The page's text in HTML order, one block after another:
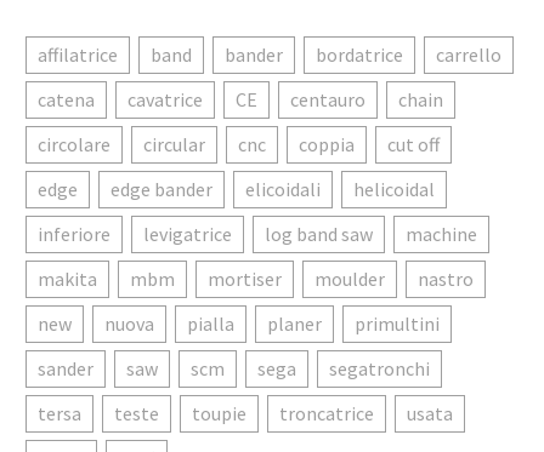
affilatrice band bander bordatrice
carrello
catena
cavatrice CE centauro
chain
circolare
circular cnc coppia
cut off
edge
edge bander elicoidali
helicoidal
inferiore
levigatrice log band saw
machine
makita
mbm mortiser moulder
nastro
new
nuova pialla planer
primultini
sander
saw scm sega
segatronchi
tersa
teste toupie troncatrice
usata